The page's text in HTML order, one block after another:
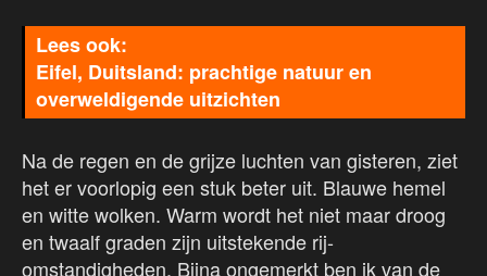
Eifel, Duitsland: prachtige natuur en
overweldigende uitzichten
Na de regen en de grijze luchten van gisteren, ziet
het er voorlopig een stuk beter uit. Blauwe hemel
en witte wolken. Warm wordt het niet maar droog
en twaalf graden zijn uitstekende rij-
omstandigheden. Bijna ongemerkt ben ik van de